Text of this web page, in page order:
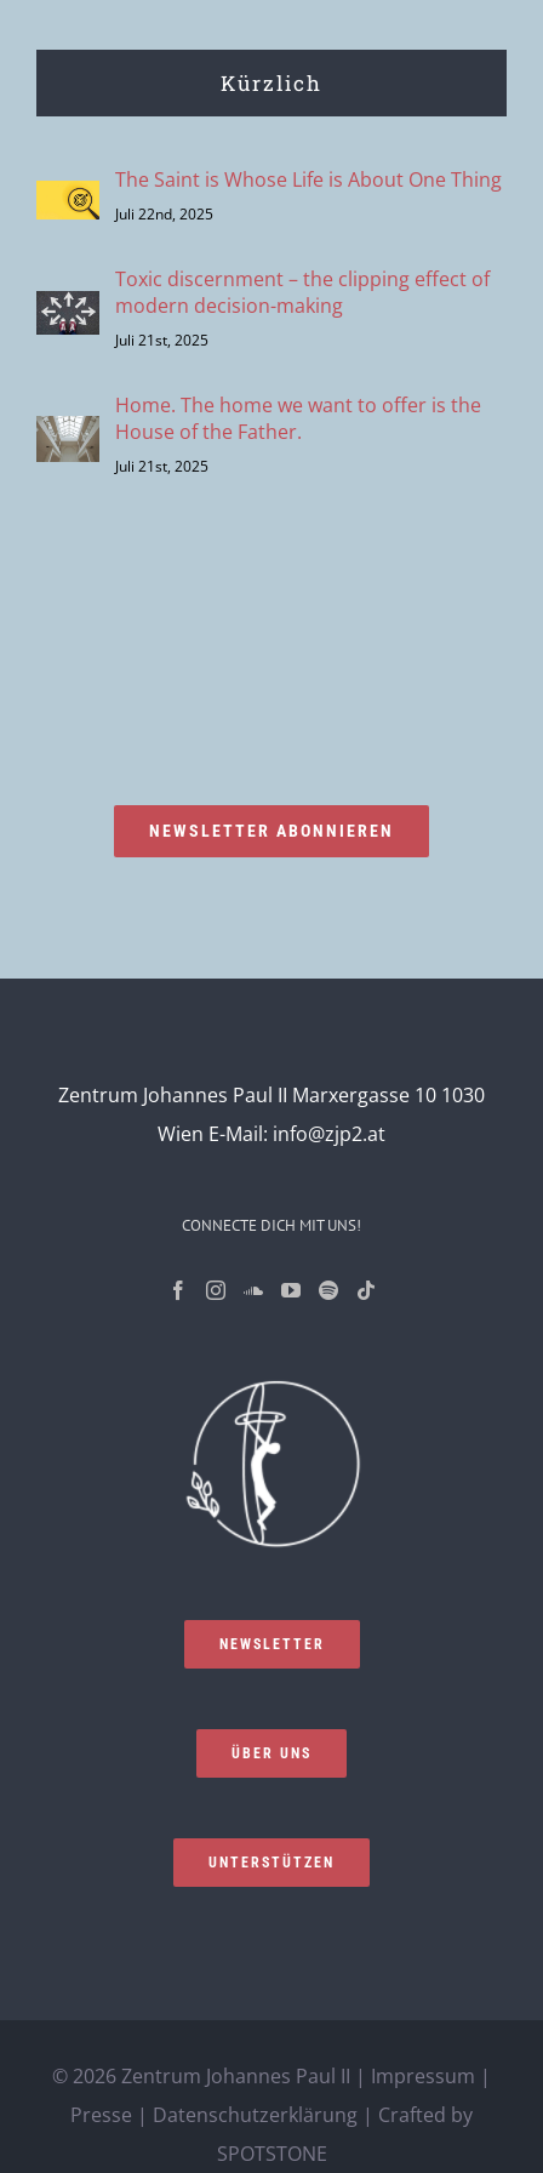
Kürzlich
The Saint is Whose Life is About One Thing
Juli 22nd, 2025
Toxic discernment – the clipping effect of
modern decision-making
Juli 21st, 2025
Home. The home we want to offer is the
House of the Father.
Juli 21st, 2025
NEWSLETTER ABONNIEREN
Zentrum Johannes Paul II Marxergasse 10 1030
Wien E-Mail: info@zjp2.at
CONNECTE DICH MIT UNS!
NEWSLETTER
ÜBER UNS
UNTERSTÜTZEN
© 2026 Zentrum Johannes Paul II | Impressum |
Presse | Datenschutzerklärung | Crafted by
SPOTSTONE